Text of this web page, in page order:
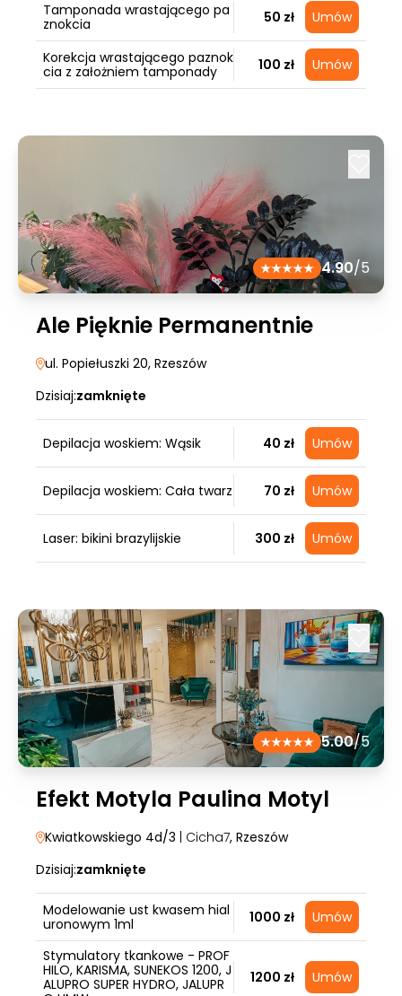
Tamponada wrastającego pa
znokcia
50 zł Umów
Korekcja wrastającego paznok
cia z założniem tamponady
100 zł Umów
4.90/5
Ale Pięknie Permanentnie
ul. Popiełuszki 20, Rzeszów
Dzisiaj:zamknięte
Depilacja woskiem: Wąsik 40 zł Umów
Depilacja woskiem: Cała twarz 70 zł Umów
Laser: bikini brazylijskie 300 zł Umów
5.00/5
Efekt Motyla Paulina Motyl
Kwiatkowskiego 4d/3 | Cicha7, Rzeszów
Dzisiaj:zamknięte
Modelowanie ust kwasem hial
uronowym 1ml
1000 zł Umów
Stymulatory tkankowe - PROF
HILO, KARISMA, SUNEKOS 1200, J
ALUPRO SUPER HYDRO, JALUPR
1200 zł Umów